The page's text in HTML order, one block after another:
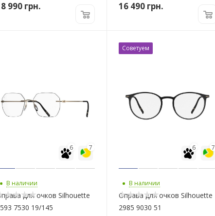
990 грн. 16 490 грн.
7
6
В наличии
для очков Silhouette
7530 19/145
Советуем
7
6
В наличии
Оправа для очков Silhouette
2985 9030 51